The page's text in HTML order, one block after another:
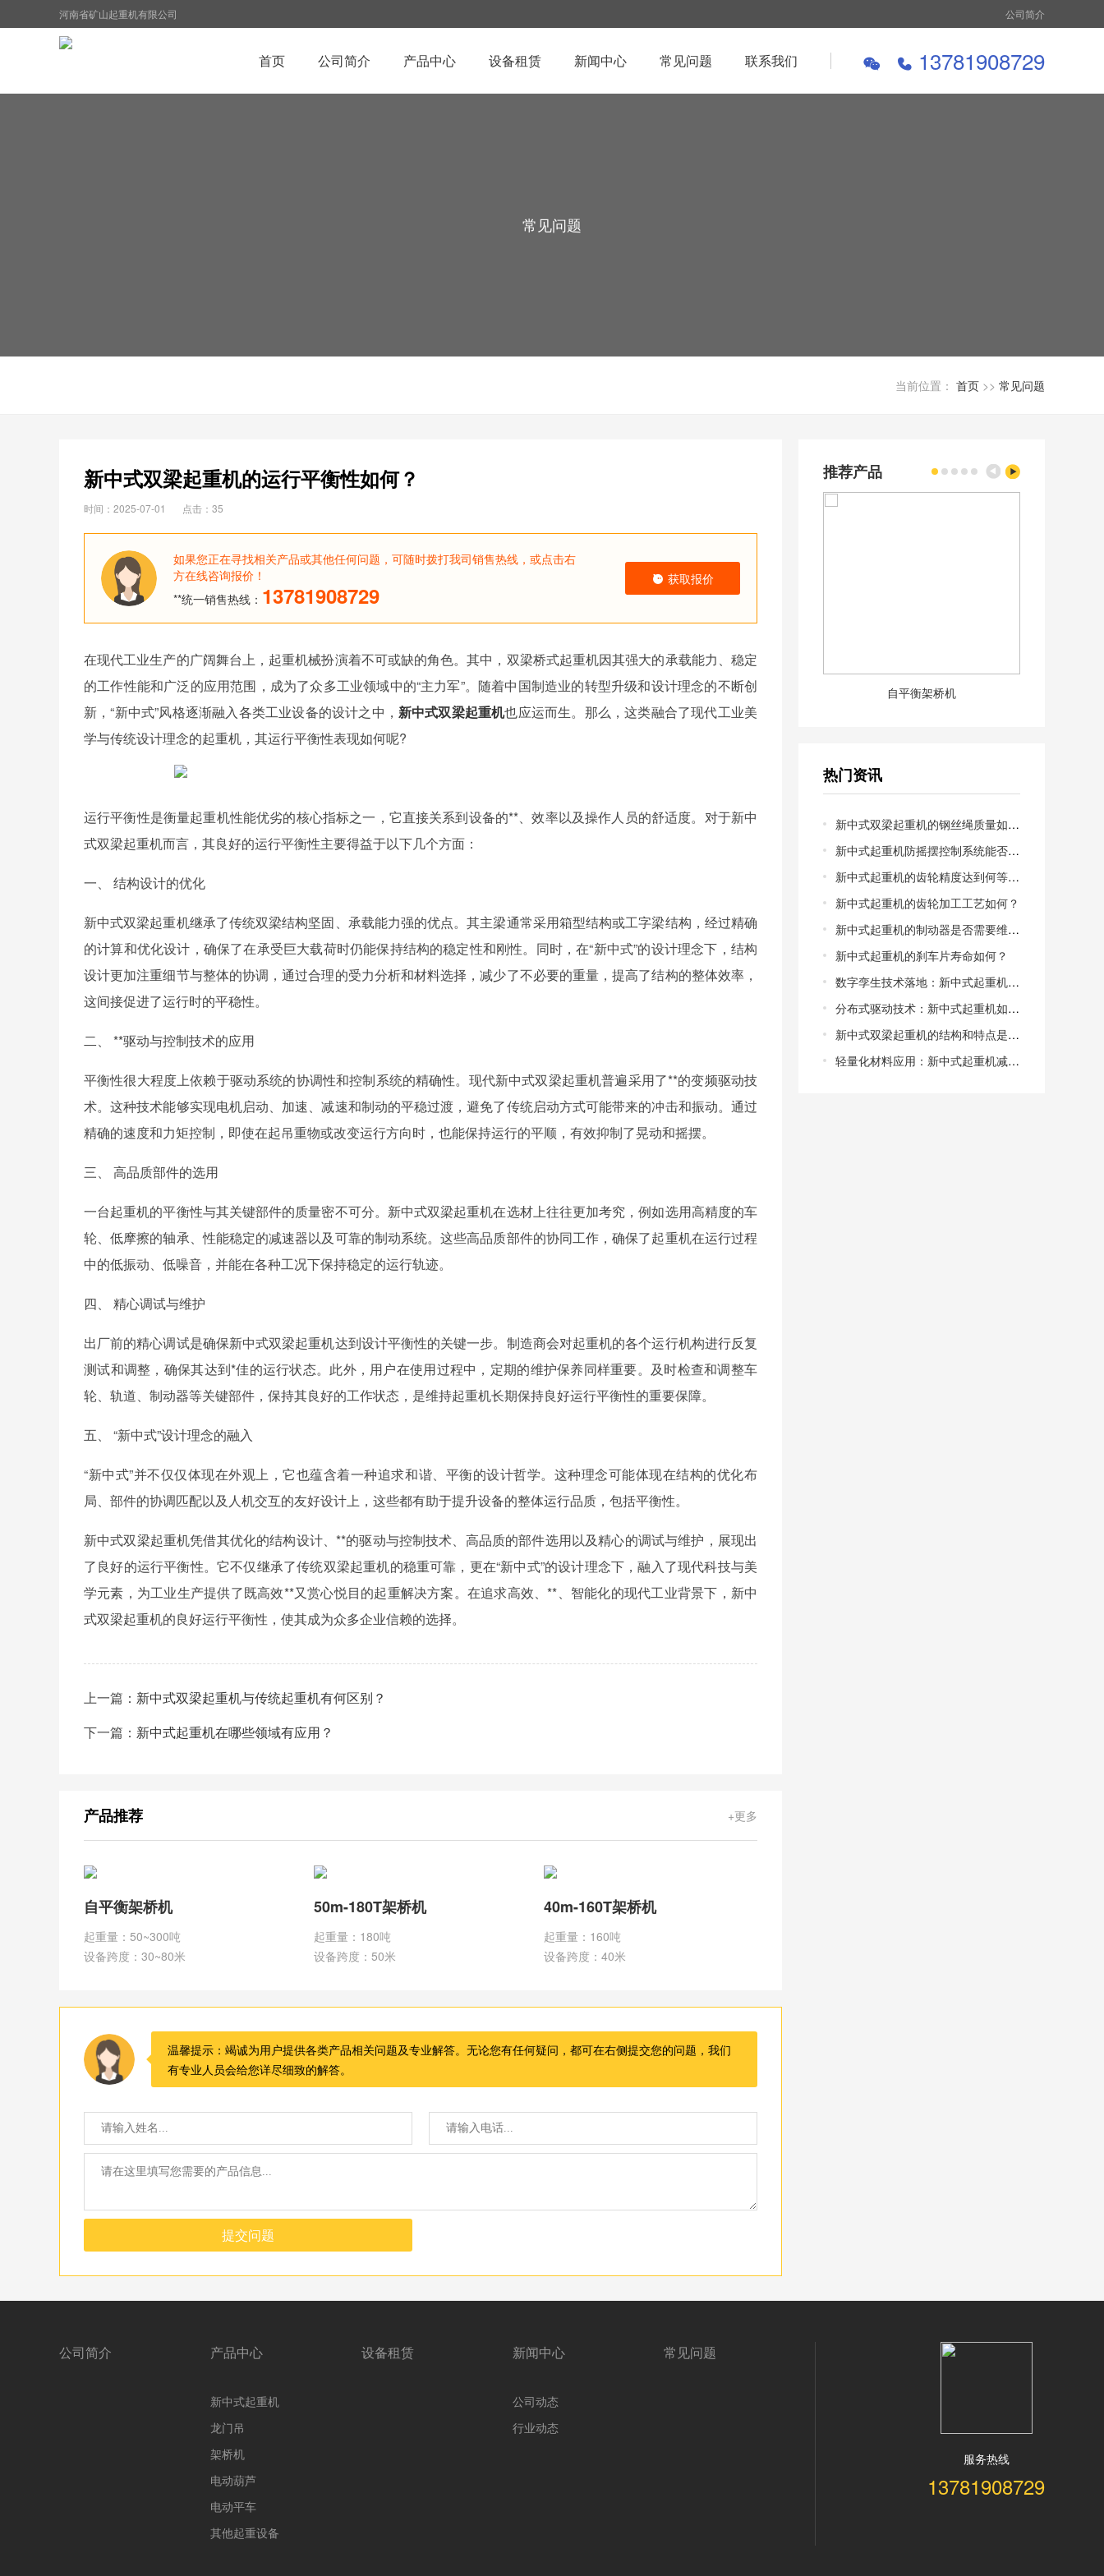
河南省矿山起重机有限公司 公司简介
13781908729
首页 公司简介 产品中心 设备租赁 新闻中心 常见问题 联系我们
常见问题
当前位置： 首页 >> 常见问题
新中式双梁起重机的运行平衡性如何？
时间：2025-07-01 点击：35
如果您正在寻找相关产品或其他任何问题，可随时拨打我司销售热线，或点击右
方在线咨询报价！
**统一销售热线： 13781908729
获取报价
在现代工业生产的广阔舞台上，起重机械扮演着不可或缺的角色。其中，双梁桥式起重机因其强大的承载能力、稳定
的工作性能和广泛的应用范围，成为了众多工业领域中的“主力军”。随着中国制造业的转型升级和设计理念的不断创
新，“新中式”风格逐渐融入各类工业设备的设计之中， 新中式双梁起重机也应运而生。那么，这类融合了现代工业美
学与传统设计理念的起重机，其运行平衡性表现如何呢?
运行平衡性是衡量起重机性能优劣的核心指标之一，它直接关系到设备的**、效率以及操作人员的舒适度。对于新中
式双梁起重机而言，其良好的运行平衡性主要得益于以下几个方面：
一、 结构设计的优化
新中式双梁起重机继承了传统双梁结构坚固、承载能力强的优点。其主梁通常采用箱型结构或工字梁结构，经过精确
的计算和优化设计，确保了在承受巨大载荷时仍能保持结构的稳定性和刚性。同时，在“新中式”的设计理念下，结构
设计更加注重细节与整体的协调，通过合理的受力分析和材料选择，减少了不必要的重量，提高了结构的整体效率，
这间接促进了运行时的平稳性。
二、 **驱动与控制技术的应用
平衡性很大程度上依赖于驱动系统的协调性和控制系统的精确性。现代新中式双梁起重机普遍采用了**的变频驱动技
术。这种技术能够实现电机启动、加速、减速和制动的平稳过渡，避免了传统启动方式可能带来的冲击和振动。通过
精确的速度和力矩控制，即使在起吊重物或改变运行方向时，也能保持运行的平顺，有效抑制了晃动和摇摆。
三、 高品质部件的选用
一台起重机的平衡性与其关键部件的质量密不可分。新中式双梁起重机在选材上往往更加考究，例如选用高精度的车
轮、低摩擦的轴承、性能稳定的减速器以及可靠的制动系统。这些高品质部件的协同工作，确保了起重机在运行过程
中的低振动、低噪音，并能在各种工况下保持稳定的运行轨迹。
四、 精心调试与维护
出厂前的精心调试是确保新中式双梁起重机达到设计平衡性的关键一步。制造商会对起重机的各个运行机构进行反复
测试和调整，确保其达到*佳的运行状态。此外，用户在使用过程中，定期的维护保养同样重要。及时检查和调整车
轮、轨道、制动器等关键部件，保持其良好的工作状态，是维持起重机长期保持良好运行平衡性的重要保障。
五、 “新中式”设计理念的融入
“新中式”并不仅仅体现在外观上，它也蕴含着一种追求和谐、平衡的设计哲学。这种理念可能体现在结构的优化布
局、部件的协调匹配以及人机交互的友好设计上，这些都有助于提升设备的整体运行品质，包括平衡性。
新中式双梁起重机凭借其优化的结构设计、**的驱动与控制技术、高品质的部件选用以及精心的调试与维护，展现出
了良好的运行平衡性。它不仅继承了传统双梁起重机的稳重可靠，更在“新中式”的设计理念下，融入了现代科技与美
学元素，为工业生产提供了既高效**又赏心悦目的起重解决方案。在追求高效、**、智能化的现代工业背景下，新中
式双梁起重机的良好运行平衡性，使其成为众多企业信赖的选择。
上一篇： 新中式双梁起重机与传统起重机有何区别？
下一篇： 新中式起重机在哪些领域有应用？
产品推荐 +更多
自平衡架桥机
起重量：50~300吨
设备跨度：30~80米
50m-180T架桥机
起重量：180吨
设备跨度：50米
40m-160T架桥机
起重量：160吨
设备跨度：40米
温馨提示：竭诚为用户提供各类产品相关问题及专业解答。无论您有任何疑问，都可在右侧提交您的问题，我们
有专业人员会给您详尽细致的解答。
提交问题
推荐产品
自平衡架桥机
热门资讯
新中式双梁起重机的钢丝绳质量如何？
新中式起重机防摇摆控制系统能否兼容老旧起重机电机？
新中式起重机的齿轮精度达到何等级？新中式起重机的齿轮精度等级解析
新中式起重机的齿轮加工工艺如何？
新中式起重机的制动器是否需要维护？
新中式起重机的刹车片寿命如何？
数字孪生技术落地：新中式起重机的虚拟调试能缩短多少交付周期？从物理样机到数字镜像，调试成本能否降低50%以上？
分布式驱动技术：新中式起重机如何告别“大马拉小车”的能耗困局？集中驱动vs分布式驱动，哪一种更适合中小型制造车间？
新中式双梁起重机的结构和特点是什么？新中式双梁起重机的结构特点
轻量化材料应用：新中式起重机减重30%后，**性如何保障？高强度钢与碳纤维复合，谁才是轻量化的*优解？
公司简介 产品中心
新中式起重机
龙门吊
架桥机
电动葫芦
电动平车
其他起重设备
设备租赁 新闻中心
公司动态
行业动态
常见问题
服务热线
13781908729